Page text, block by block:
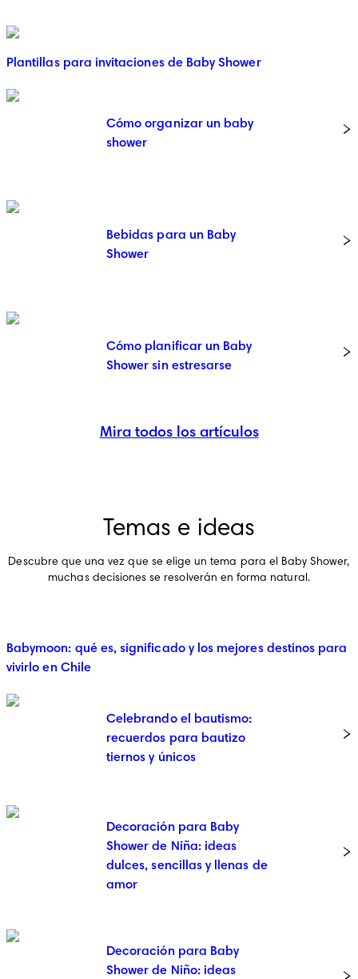
Plantillas para invitaciones de Baby Shower
Cómo organizar un baby
shower
Bebidas para un Baby
Shower
Cómo planificar un Baby
Shower sin estresarse
Mira todos los artículos
Temas e ideas
Descubre que una vez que se elige un tema para el Baby Shower,
muchas decisiones se resolverán en forma natural.
Babymoon: qué es, significado y los mejores destinos para
vivirlo en Chile
Celebrando el bautismo:
recuerdos para bautizo
tiernos y únicos
Decoración para Baby
Shower de Niña: ideas
dulces, sencillas y llenas de
amor
Decoración para Baby
Shower de Niño: ideas